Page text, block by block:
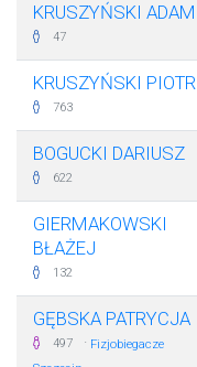
KRUSZYŃSKI ADAM
47
KRUSZYŃSKI PIOTR
763
BOGUCKI DARIUSZ
622
GIERMAKOWSKI
BŁAŻEJ
132
GĘBSKA PATRYCJA
497 · Fizjobiegacze